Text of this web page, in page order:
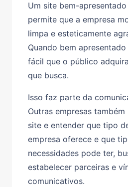
Um site bem-
permite que a empresa
limpa e esteticamente
Quando bem
fácil que o público
que busca.
Isso faz parte da
Outras empresas
site e entender que tipo
empresa oferece e que
necessidades pode ter,
estabelecer parceiras e
comunicativos.